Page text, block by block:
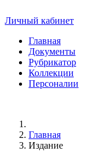
Личный кабинет
Главная
Документы
Рубрикатор
Коллекции
Персоналии
Главная
Издание